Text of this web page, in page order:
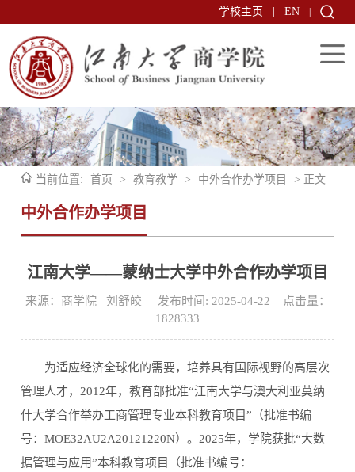
学校主页 EN
当前位置: 首页 > 教育教学 > 中外合作办学项目 > 正文
中外合作办学项目
江南大学——蒙纳士大学中外合作办学项目
来源：商学院 刘舒皎 发布时间: 2025-04-22 点击量：
1828333
为适应经济全球化的需要，培养具有国际视野的高层次
管理人才，2012年，教育部批准“江南大学与澳大利亚莫纳
什大学合作举办工商管理专业本科教育项目”（批准书编
号：MOE32AU2A20121220N）。2025年，学院获批“大数
据管理与应用”本科教育项目（批准书编号：